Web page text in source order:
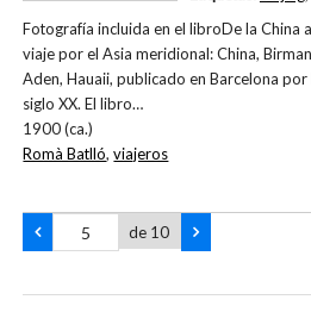
Fotografía incluida en el libroDe la China
viaje por el Asia meridional: China,
Aden, Hauaii, publicado en Barcelona
siglo XX. El libro…
1900 (ca.)
Romà Batlló,viajeros
de 10